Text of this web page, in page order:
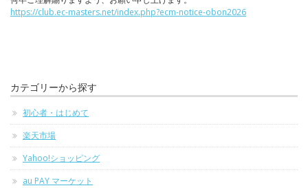
https://club.ec-masters.net/index.php?ecm-notice-obon2026
カテゴリーから探す
初心者・はじめて
楽天市場
Yahoo!ショッピング
au PAY マーケット